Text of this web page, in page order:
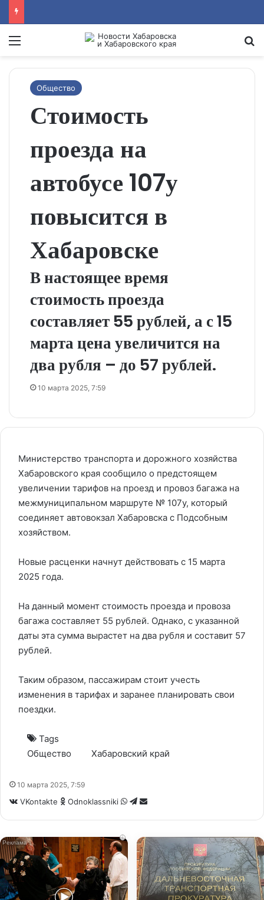
Menu
Общество
Стоимость
проезда на
автобусе 107у
повысится в
Хабаровске
В настоящее время
стоимость проезда
составляет 55 рублей, а с 15
марта цена увеличится на
два рубля – до 57 рублей.
10 марта 2025, 7:59
Министерство транспорта и дорожного хозяйства
Хабаровского края сообщило о предстоящем
увеличении тарифов на проезд и провоз багажа на
межмуниципальном маршруте № 107у, который
соединяет автовокзал Хабаровска с Подсобным
хозяйством.
Новые расценки начнут действовать с 15 марта
2025 года.
На данный момент стоимость проезда и провоза
багажа составляет 55 рублей. Однако, с указанной
даты эта сумма вырастет на два рубля и составит 57
рублей.
Таким образом, пассажирам стоит учесть
изменения в тарифах и заранее планировать свои
поездки.
Tags
Общество
Хабаровский край
10 марта 2025, 7:59
VKontakte Odnoklassniki WhatsApp
Telegram
Share
i